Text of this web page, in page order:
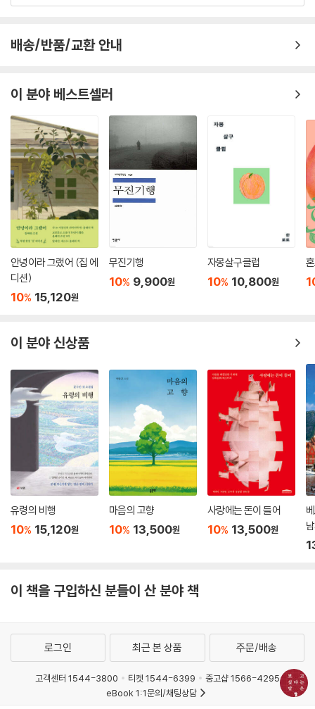
김효인 《새로고침》
최의택 《논터널링》
김유담 《스페이스 M》
전삼혜 《나름에게 가는 길》
최진영 《오로라》
이혁진 《단단하고 녹슬지 않는》
강화길 《영희와 제임스》
이문영 《루카스》
현찬양 《인현왕후의 회빙환을 위하여》
차현지 《다다른 날들》
김서해 《라비우와 링과》
임선우 《0000》
듀 나 《바리》
한정현 《사랑과 연합 0장》
천희란 《작가의 말》
정보라 《창문》
이주란 《그때는》
김보영 《헤픈 것이다》
이주혜 《중국 앵무새가 있는 방》
정대건 《부오니시모, 나폴리》
김희재 《화성과 창의의 시도》
단 요 《담장 너머 버베나》
문보영 《어떤 새의 이름을 아는 슬픈 너》
박서련 《몸몸》
금정연 《모두 일요일이야》
김화진 《개구리가 되고 싶어》
이두온 《돈 안 쓰면 죽는 병》
김지연 《새해 연습》
조우리 《사서 고생》
예소연 《소란한 속삭임》
배송/반품/교환 안내
이 분야 베스트셀러
안녕이라 그랬어 (집 에
디션)
10% 15,120원
무진기행
10% 9,900원
자몽살구클럽
10% 10,800원
이 분야 신상품
유령의 비행
10% 15,120원
마음의 고향
10% 13,500원
사랑에는 돈이 들어
10% 13,500원
이 책을 구입하신 분들이 산 분야 책
로그인 최근 본 상품 주문/배송
고객센터 1544-3800 티켓 1544-6399
중고샵 1566-4295
eBook 1:1문의/채팅상담